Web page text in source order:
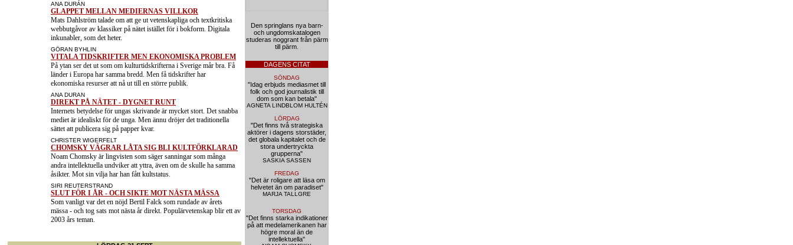
ANA DURÁN
GLAPPET MELLAN MEDIERNAS VILLKOR
Mats Dahlström talade om att ge ut vetenskapliga och textkritiska
webbutgåvor av klassiker på nätet istället för i bokform. Digitala
inkunabler, som det heter.
GÖRAN BYHLIN
VITALA TIDSKRIFTER MEN EKONOMISKA PROBLEM
På ytan ser det ut som om kulturtidskrifterna i Sverige mår bra. Få
länder i Europa har samma bredd. Men få tidskrifter har
ekonomiska resurser att nå ut till en större publik.
ANA DURAN
DIREKT PÅ NÄTET - DYGNET RUNT
Internets betydelse för ungas skrivande är mycket stort. Det snabba
mediet är idealiskt för de unga. Men ännu dröjer det traditionella
sättet att publicera sig på papper kvar.
CHRISTER WIGERFELT
CHOMSKY VÄGRAR LÅTA SIG BLI KULTFÖRKLARAD
Noam Chomsky är lingvisten som säger sanningar som många
andra intellektuella undviker att yttra, även om de skulle ha samma
åsikter. Mot sin vilja har han fått kultstatus.
SIRI REUTERSTRAND
SLUT FÖR I ÅR - OCH SIKTE MOT NÄSTA MÄSSA
Som vanligt var det en nöjd Bertil Falck som rundade av årets
mässa - och tog sats mot nästa år direkt. Populärvetenskap blir ett av
2003 års teman.
Den springlans nya barn-
och ungdomskatalogen
studeras noggrant från pärm
till pärm.
DAGENS CITAT
SÖNDAG
"Idag erbjuds mediasmet till
folk och god journalistik till
dom som kan betala"
AGNETA LINDBLOM HULTÉN
LÖRDAG
"Det finns två strategiska
aktörer i dagens storstäder,
det globala kapitalet och de
stora undertryckta
grupperna"
SASKIA SASSEN
FREDAG
"Det är roligare att läsa om
helvetet än om paradiset"
MARJA TALLGRE
TORSDAG
"Det finns starka indikationer
på att medelamerikanen har
högre moral än de
intellektuella"